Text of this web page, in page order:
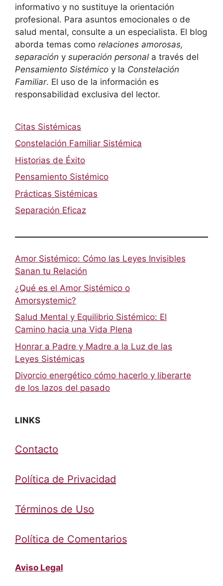
informativo y no sustituye la orientación
profesional. Para asuntos emocionales o de
salud mental, consulte a un especialista. El blog
aborda temas como relaciones amorosas,
separación y superación personal a través del
Pensamiento Sistémico y la Constelación
Familiar. El uso de la información es
responsabilidad exclusiva del lector.
Citas Sistémicas
Constelación Familiar Sistémica
Historias de Éxito
Pensamiento Sistémico
Prácticas Sistémicas
Separación Eficaz
Amor Sistémico: Cómo las Leyes Invisibles
Sanan tu Relación
¿Qué es el Amor Sistémico o
Amorsystemic?
Salud Mental y Equilibrio Sistémico: El
Camino hacia una Vida Plena
Honrar a Padre y Madre a la Luz de las
Leyes Sistémicas
Divorcio energético cómo hacerlo y liberarte
de los lazos del pasado
LINKS
Contacto
Política de Privacidad
Términos de Uso
Política de Comentarios
Aviso Legal